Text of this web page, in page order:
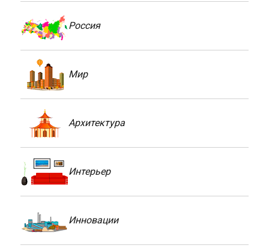
Россия
Мир
Архитектура
Интерьер
Инновации